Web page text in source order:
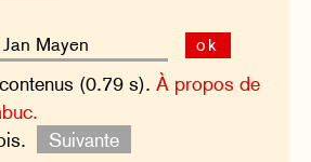
ok
(0.79 s).À propos de
Suivante